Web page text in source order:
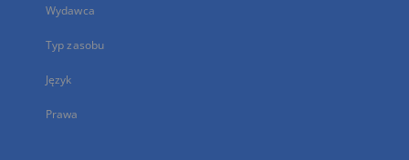
Wydawca
Typ zasobu
Język
Prawa